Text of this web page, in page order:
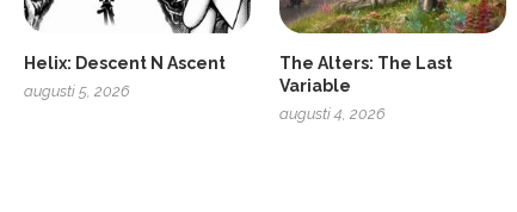
Helix: Descent N Ascent
augusti 5, 2026
The Alters: The Last
Variable
augusti 4, 2026